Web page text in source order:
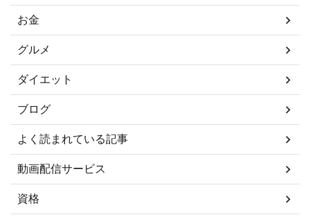
お金
グルメ
ダイエット
ブログ
よく読まれている記事
動画配信サービス
資格